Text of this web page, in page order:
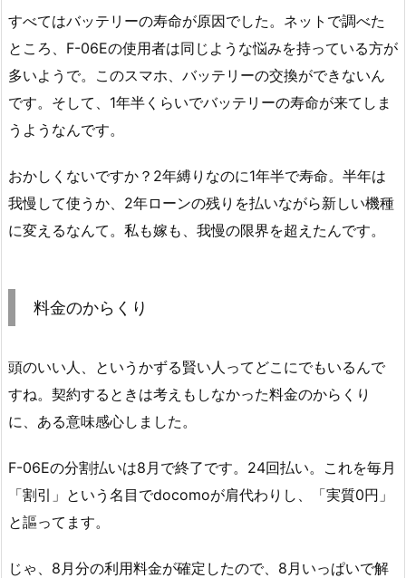
すべてはバッテリーの寿命が原因でした。ネットで調べた
ところ、F-06Eの使用者は同じような悩みを持っている方が
多いようで。このスマホ、バッテリーの交換ができないん
です。そして、1年半くらいでバッテリーの寿命が来てしま
うようなんです。
おかしくないですか？2年縛りなのに1年半で寿命。半年は
我慢して使うか、2年ローンの残りを払いながら新しい機種
に変えるなんて。私も嫁も、我慢の限界を超えたんです。
料金のからくり
頭のいい人、というかずる賢い人ってどこにでもいるんで
すね。契約するときは考えもしなかった料金のからくり
に、ある意味感心しました。
F-06Eの分割払いは8月で終了です。24回払い。これを毎月
「割引」という名目でdocomoが肩代わりし、「実質0円」
と謳ってます。
じゃ、8月分の利用料金が確定したので、8月いっぱいで解